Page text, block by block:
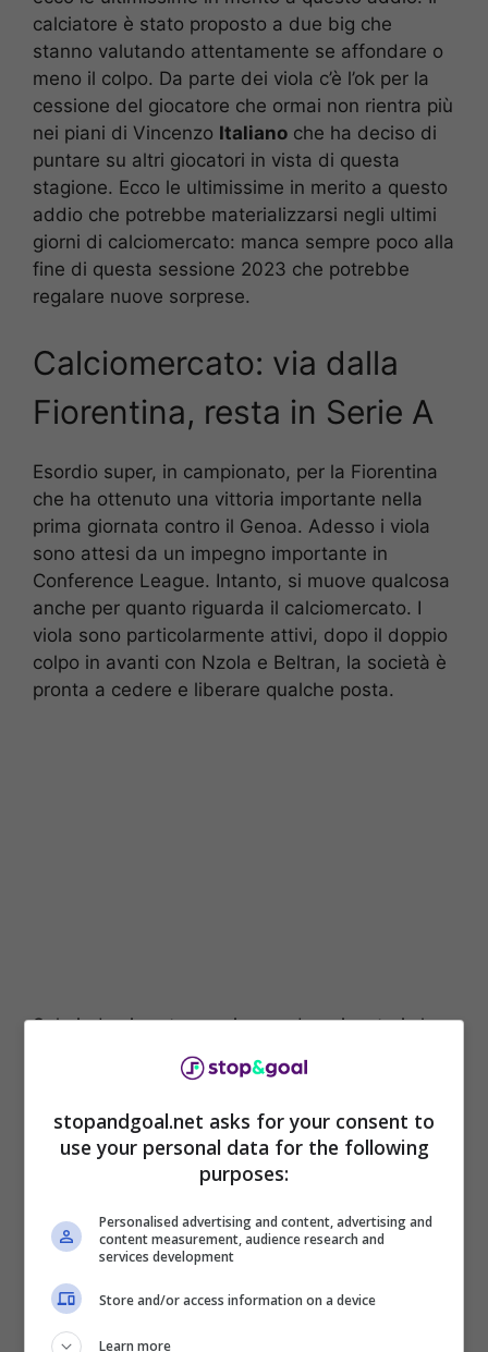
calciatore è stato proposto a due big che
stanno valutando attentamente se affondare o
meno il colpo. Da parte dei viola c’è l’ok per la
cessione del giocatore che ormai non rientra più
nei piani di Vincenzo Italiano che ha deciso di
puntare su altri giocatori in vista di questa
stagione. Ecco le ultimissime in merito a questo
addio che potrebbe materializzarsi negli ultimi
giorni di calciomercato: manca sempre poco alla
fine di questa sessione 2023 che potrebbe
regalare nuove sorprese.
Calciomercato: via dalla
Fiorentina, resta in Serie A
Esordio super, in campionato, per la Fiorentina
che ha ottenuto una vittoria importante nella
prima giornata contro il Genoa. Adesso i viola
sono attesi da un impegno importante in
Conference League. Intanto, si muove qualcosa
anche per quanto riguarda il calciomercato. I
viola sono particolarmente attivi, dopo il doppio
colpo in avanti con Nzola e Beltran, la società è
pronta a cedere e liberare qualche posta.
Sul piede ci partenza ci sono due giocatori che
hanno delle richieste importanti da parte di
qualche big. Oltre ad Amrabat, infatti, anche
Fiorentinanel corso di questa sessione estiva
calciomercato .
Secondo le ultime indiscrezioni, l’attaccante ex
Real Madrid è stato offerto in queste ultime
settimane a due big del calcio italiano. Come
riportato da Sportitalia, ci sono stati dei
stopandgoal.net asks for your consent to
use your personal data for the following
purposes:
Personalised advertising and content, advertising and
content measurement, audience research and
services development
Store and/or access information on a device
Learn more